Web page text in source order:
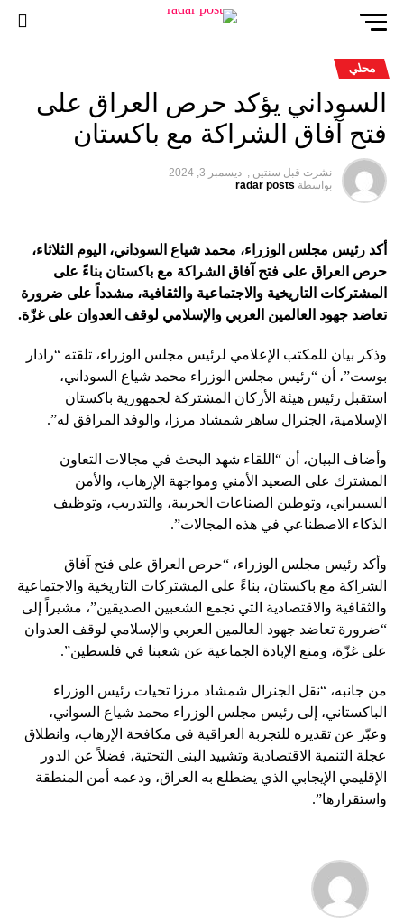
محلي
السوداني يؤكد حرص العراق على
فتح آفاق الشراكة مع باكستان
نشرت قبل سنتين , ديسمبر 3, 2024
بواسطة radar posts
أكد رئيس مجلس الوزراء، محمد شياع السوداني، اليوم الثلاثاء،
حرص العراق على فتح آفاق الشراكة مع باكستان بناءً على
المشتركات التاريخية والاجتماعية والثقافية، مشدداً على ضرورة
تعاضد جهود العالمين العربي والإسلامي لوقف العدوان على غزّة.
وذكر بيان للمكتب الإعلامي لرئيس مجلس الوزراء، تلقته “رادار
بوست”، أن “رئيس مجلس الوزراء محمد شياع السوداني،
استقبل رئيس هيئة الأركان المشتركة لجمهورية باكستان
الإسلامية، الجنرال ساهر شمشاد مرزا، والوفد المرافق له”.
وأضاف البيان، أن “اللقاء شهد البحث في مجالات التعاون
المشترك على الصعيد الأمني ومواجهة الإرهاب، والأمن
السيبراني، وتوطين الصناعات الحربية، والتدريب، وتوظيف
الذكاء الاصطناعي في هذه المجالات”.
وأكد رئيس مجلس الوزراء، “حرص العراق على فتح آفاق
الشراكة مع باكستان، بناءً على المشتركات التاريخية والاجتماعية
والثقافية والاقتصادية التي تجمع الشعبين الصديقين”، مشيراً إلى
“ضرورة تعاضد جهود العالمين العربي والإسلامي لوقف العدوان
على غزّة، ومنع الإبادة الجماعية عن شعبنا في فلسطين”.
من جانبه، “نقل الجنرال شمشاد مرزا تحيات رئيس الوزراء
الباكستاني، إلى رئيس مجلس الوزراء محمد شياع السواني،
وعبّر عن تقديره للتجربة العراقية في مكافحة الإرهاب، وانطلاق
عجلة التنمية الاقتصادية وتشييد البنى التحتية، فضلاً عن الدور
الإقليمي الإيجابي الذي يضطلع به العراق، ودعمه أمن المنطقة
واستقرارها”.